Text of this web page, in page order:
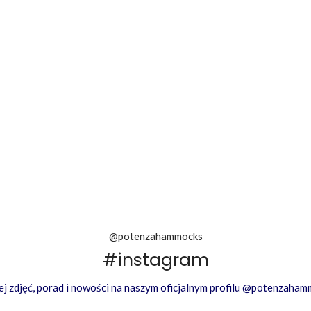
@potenzahammocks
#instagram
zdjęć, porad i nowości na naszym oficjalnym profilu